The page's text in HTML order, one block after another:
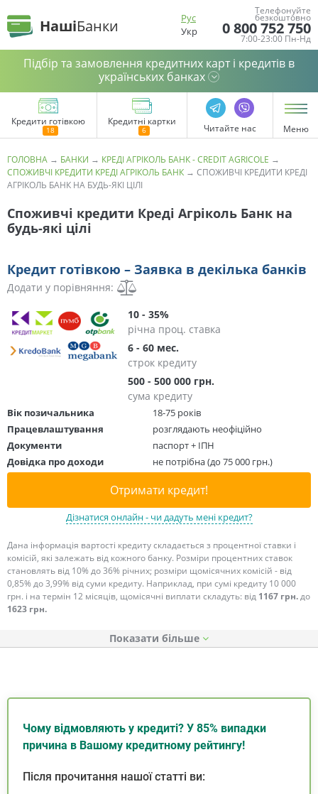
НашіБанки
Рус
Укр
Телефонуйте
безкоштовно
0 800 752 750
7:00-23:00 Пн-Нд
Підбір та замовлення кредитних карт і кредитів в
українських банках
Кредити готівкою Кредитні картки
Читайте нас Меню
ГОЛОВНА → БАНКИ → КРЕДІ АГРІКОЛЬ БАНК - CREDIT AGRICOLE →
СПОЖИВЧІ КРЕДИТИ КРЕДІ АГРІКОЛЬ БАНК → СПОЖИВЧІ КРЕДИТИ КРЕДІ
АГРІКОЛЬ БАНК НА БУДЬ-ЯКІ ЦІЛІ
Споживчі кредити Креді Агріколь Банк на
будь-які цілі
Кредит готівкою – Заявка в декілька банків
Додати у порівняння:
10 - 35%
річна проц. ставка
6 - 60 мес.
строк кредиту
500 - 500 000 грн.
сума кредиту
Вік позичальника
18-75 років
Працевлаштування
розглядають неофіційно
Документи
паспорт + ІПН
Довідка про доходи
не потрібна (до 75 000 грн.)
Отримати кредит!
Дізнатися онлайн - чи дадуть мені кредит?
Дана інформація вартості кредиту складається з процентної ставки і
комісій, які залежать від кожного банку. Розміри процентних ставок
становлять від 10% до 36% річних; розміри щомісячних комісій - від
0,85% до 3,99% від суми кредиту. Наприклад, при сумі кредиту 10 000
грн. і на термін 12 місяців, щомісячні виплати складуть: від 1167 грн.до
1623 грн.
Показати
Чому відмовляють у кредиті? У 85% випадки
причина в Вашому кредитному рейтингу!
Після прочитання нашої статті ви: